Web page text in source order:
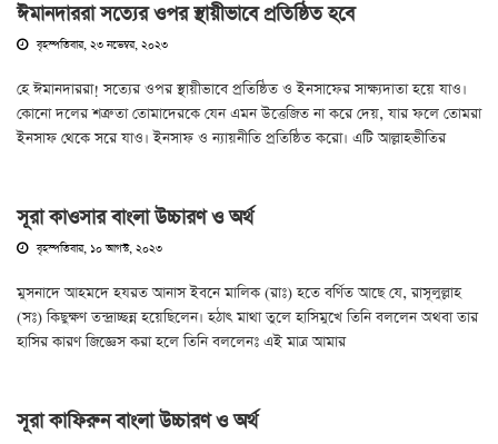
ঈমানদাররা সত্যের ওপর স্থায়ীভাবে প্রতিষ্ঠিত হবে
বৃহস্পতিবার, ২৩ নভেম্বর, ২০২৩
হে ঈমানদাররা! সত্যের ওপর স্থায়ীভাবে প্রতিষ্ঠিত ও ইনসাফের সাক্ষ্যদাতা হয়ে যাও।
কোনো দলের শত্রুতা তোমাদেরকে যেন এমন উত্তেজিত না করে দেয়, যার ফলে তোমরা
ইনসাফ থেকে সরে যাও। ইনসাফ ও ন্যায়নীতি প্রতিষ্ঠিত করো। এটি আল্লাহভীতির
সূরা কাওসার বাংলা উচ্চারণ ও অর্থ
বৃহস্পতিবার, ১০ আগস্ট, ২০২৩
মুসনাদে আহমদে হযরত আনাস ইবনে মালিক (রাঃ) হতে বর্ণিত আছে যে, রাসূলুল্লাহ
(সঃ) কিছুক্ষণ তন্দ্রাচ্ছন্ন হয়েছিলেন। হঠাৎ মাথা তুলে হাসিমুখে তিনি বললেন অথবা তার
হাসির কারণ জিজ্ঞেস করা হলে তিনি বললেনঃ এই মাত্র আমার
সূরা কাফিরুন বাংলা উচ্চারণ ও অর্থ